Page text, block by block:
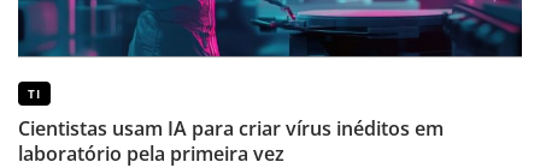
TI
Cientistas usam IA para criar vírus inéditos em
laboratório pela primeira vez